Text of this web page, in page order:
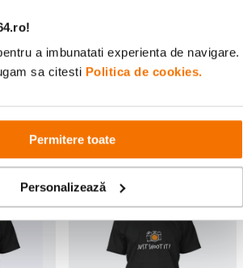
a imbunatati experienta de navigare.
sa citesti Politica de cookies.
Permitere toate
Personalizează
(0)
25 00 lei